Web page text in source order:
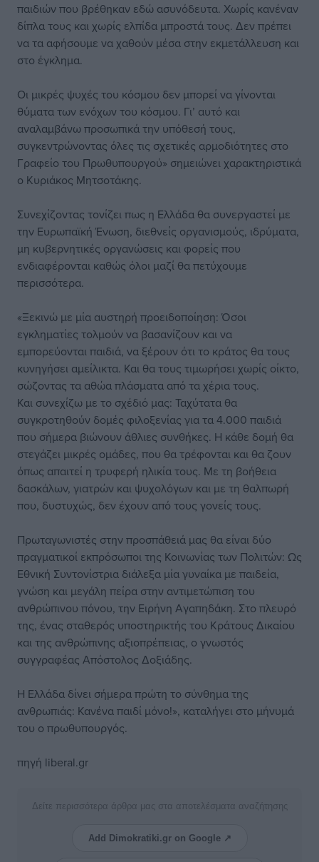
παιδιών που βρέθηκαν εδώ ασυνόδευτα. Χωρίς κανέναν
δίπλα τους και χωρίς ελπίδα μπροστά τους. Δεν πρέπει
να τα αφήσουμε να χαθούν μέσα στην εκμετάλλευση και
στο έγκλημα.
Οι μικρές ψυχές του κόσμου δεν μπορεί να γίνονται
θύματα των ενόχων του κόσμου. Γι’ αυτό και
αναλαμβάνω προσωπικά την υπόθεσή τους,
συγκεντρώνοντας όλες τις σχετικές αρμοδιότητες στο
Γραφείο του Πρωθυπουργού» σημειώνει χαρακτηριστικά
ο Κυριάκος Μητσοτάκης.
Συνεχίζοντας τονίζει πως η Ελλάδα θα συνεργαστεί με
την Ευρωπαϊκή Ένωση, διεθνείς οργανισμούς, ιδρύματα,
μη κυβερνητικές οργανώσεις και φορείς που
ενδιαφέρονται καθώς όλοι μαζί θα πετύχουμε
περισσότερα.
«Ξεκινώ με μία αυστηρή προειδοποίηση: Όσοι
εγκληματίες τολμούν να βασανίζουν και να
εμπορεύονται παιδιά, να ξέρουν ότι το κράτος θα τους
κυνηγήσει αμείλικτα. Και θα τους τιμωρήσει χωρίς οίκτο,
σώζοντας τα αθώα πλάσματα από τα χέρια τους.
Και συνεχίζω με το σχέδιό μας: Ταχύτατα θα
συγκροτηθούν δομές φιλοξενίας για τα 4.000 παιδιά
που σήμερα βιώνουν άθλιες συνθήκες. Η κάθε δομή θα
στεγάζει μικρές ομάδες, που θα τρέφονται και θα ζουν
όπως απαιτεί η τρυφερή ηλικία τους. Με τη βοήθεια
δασκάλων, γιατρών και ψυχολόγων και με τη θαλπωρή
που, δυστυχώς, δεν έχουν από τους γονείς τους.
Πρωταγωνιστές στην προσπάθειά μας θα είναι δύο
πραγματικοί εκπρόσωποι της Κοινωνίας των Πολιτών: Ως
Εθνική Συντονίστρια διάλεξα μία γυναίκα με παιδεία,
γνώση και μεγάλη πείρα στην αντιμετώπιση του
ανθρώπινου πόνου, την Ειρήνη Αγαπηδάκη. Στο πλευρό
της, ένας σταθερός υποστηρικτής του Κράτους Δικαίου
και της ανθρώπινης αξιοπρέπειας, ο γνωστός
συγγραφέας Απόστολος Δοξιάδης.
Η Ελλάδα δίνει σήμερα πρώτη το σύνθημα της
ανθρωπιάς: Κανένα παιδί μόνο!», καταλήγει στο μήνυμά
του ο πρωθυπουργός.
πηγή liberal.gr
Δείτε περισσότερα άρθρα μας στα αποτελέσματα αναζήτησης
Add Dimokratiki.gr on Google ↗